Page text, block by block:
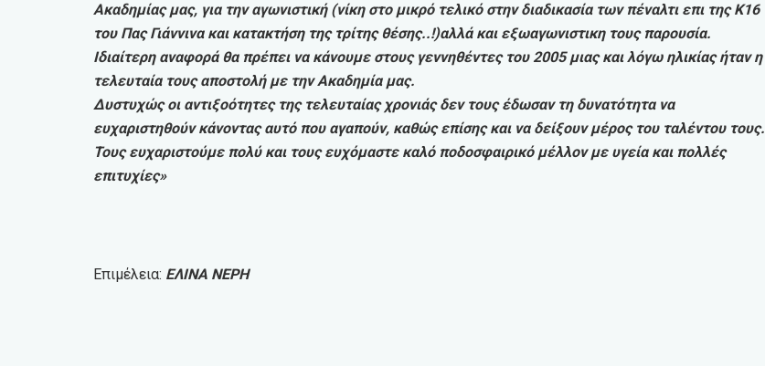
Ακαδημίας μας, για την αγωνιστική (νίκη στο μικρό τελικό στην διαδικασία των πέναλτι επι της Κ16
του Πας Γιάννινα και κατακτήση της τρίτης θέσης..!)αλλά και εξωαγωνιστικη τους παρουσία.
Ιδιαίτερη αναφορά θα πρέπει να κάνουμε στους γεννηθέντες του 2005 μιας και λόγω ηλικίας ήταν η
τελευταία τους αποστολή με την Ακαδημία μας.
Δυστυχώς οι αντιξοότητες της τελευταίας χρονιάς δεν τους έδωσαν τη δυνατότητα να
ευχαριστηθούν κάνοντας αυτό που αγαπούν, καθώς επίσης και να δείξουν μέρος του ταλέντου τους.
Τους ευχαριστούμε πολύ και τους ευχόμαστε καλό ποδοσφαιρικό μέλλον με υγεία και πολλές
επιτυχίες»
Επιμέλεια: ΕΛΙΝΑ ΝΕΡΗ